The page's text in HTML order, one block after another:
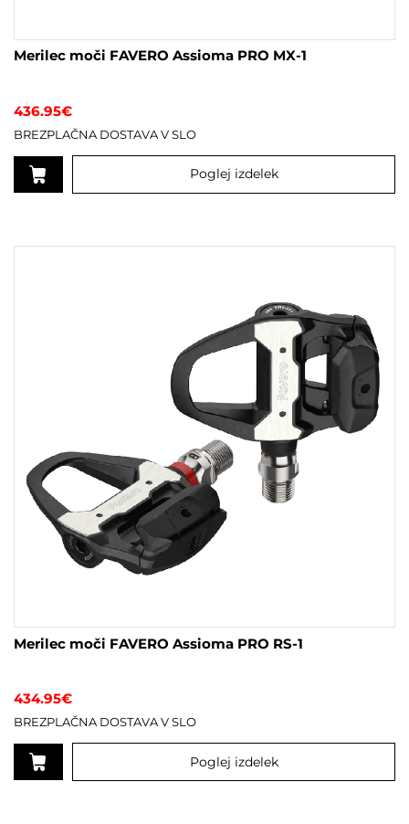
Merilec moči FAVERO Assioma PRO MX-1
436.95€
BREZPLAČNA DOSTAVA V SLO
Poglej izdelek
Merilec moči FAVERO Assioma PRO RS-1
434.95€
BREZPLAČNA DOSTAVA V SLO
Poglej izdelek